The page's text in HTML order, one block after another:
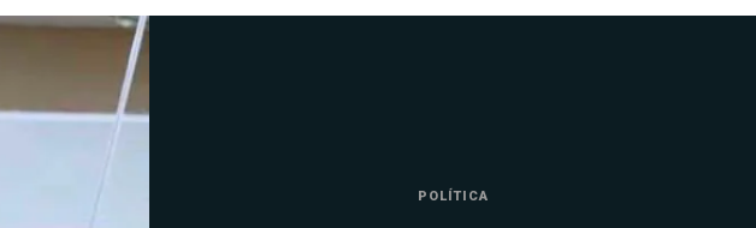
POLÍTICA